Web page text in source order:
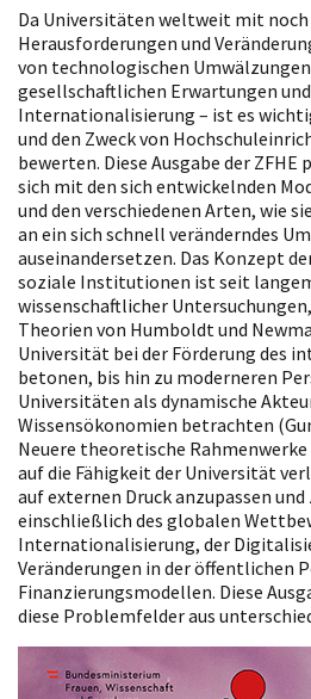
Da Universitäten weltweit mit noch
Herausforderungen und
von technologischen
gesellschaftlichen Erwartungen
Internationalisierung – ist es
und den Zweck von
bewerten. Diese Ausgabe der
sich mit den sich entwickelnden
und den verschiedenen Arten, wie
an ein sich schnell veränderndes
auseinandersetzen. Das Konzept
soziale Institutionen ist seit
wissenschaftlicher
Theorien von Humboldt und
Universität bei der Förderung des
betonen, bis hin zu moderneren
Universitäten als dynamische
Wissensökonomien betrachten
Neuere theoretische
auf die Fähigkeit der Universität
auf externen Druck anzupassen
einschließlich des globalen
Internationalisierung, der
Veränderungen in der öffentlichen
Finanzierungsmodellen. Diese
diese Problemfelder aus